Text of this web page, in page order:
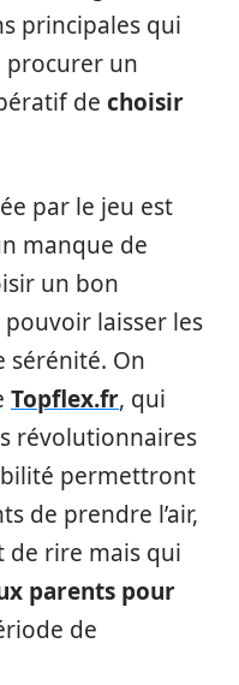
principales qui
procurer un
de choisir
par le jeu est
manque de
un bon
laisser les
sérénité. On
Topflex.fr, qui
révolutionnaires
permettront
de prendre l’air,
de rire mais qui
parents pour
de